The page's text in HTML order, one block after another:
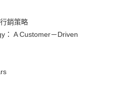
銷策略
： A Customer－Driven